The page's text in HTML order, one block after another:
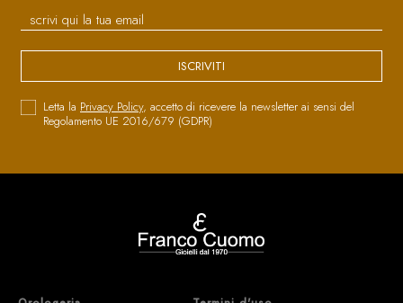
ISCRIVITI
Letta la Privacy Policy, accetto di ricevere la newsletter ai sensi del
Regolamento UE 2016/679 (GDPR)